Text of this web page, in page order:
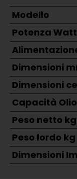
Modello
Potenza Watt
Dimensioni
Dimensioni
Capacità Olio
Peso netto kg
Peso lordo kg
Dimensioni